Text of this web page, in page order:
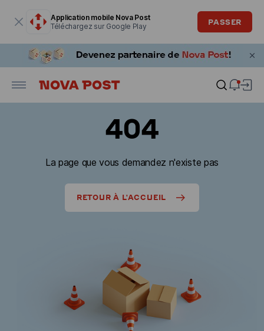
Application mobile Nova Post
Téléchargez sur Google Play
PASSER
404
La page que vous demandez n'existe pas
RETOUR À L'ACCUEIL